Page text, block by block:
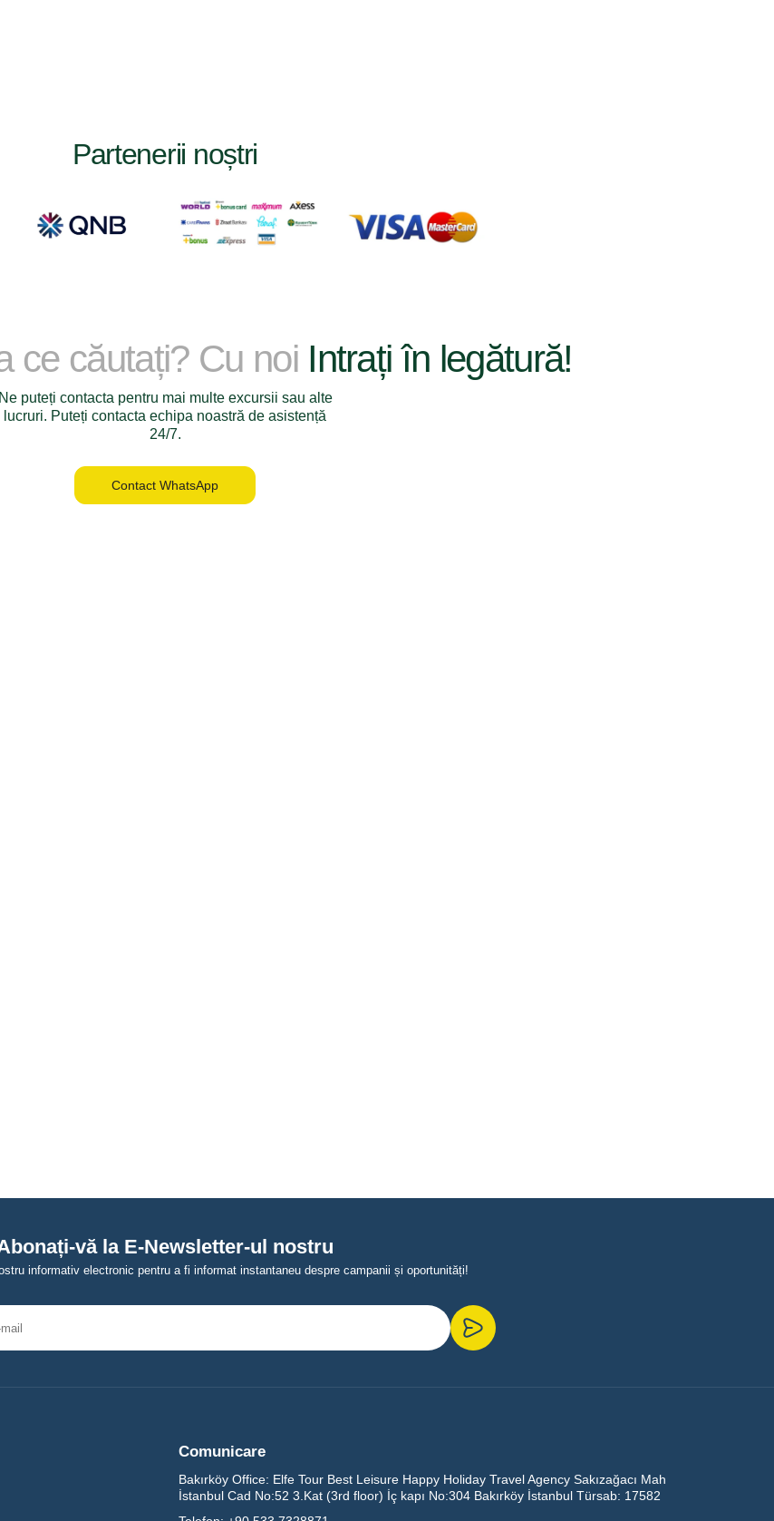
Partenerii noștri
ce căutați? Cu noi Intrați în legătură!
Ne puteți contacta pentru mai multe excursii sau alte
lucruri. Puteți contacta echipa noastră de asistență
24/7.
Contact WhatsApp
vă la E-Newsletter-ul nostru
informativ electronic pentru a fi informat instantaneu despre campanii și oportunități!
Comunicare
Bakırköy Office: Elfe Tour Best Leisure Happy Holiday Travel Agency Sakızağacı Mah
İstanbul Cad No:52 3.Kat (3rd floor) İç kapı No:304 Bakırköy İstanbul Türsab: 17582